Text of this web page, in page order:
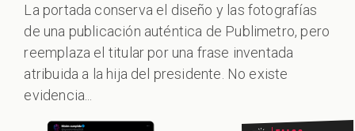
ZOOM
La portada conserva el diseño y las fotografías
de una publicación auténtica de Publimetro, pero
reemplaza el titular por una frase inventada
atribuida a la hija del presidente. No existe
evidencia...